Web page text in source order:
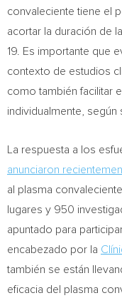
convaleciente tiene el
acortar la duración de
19. Es importante que
contexto de estudios
como también facilitar
individualmente, según
La respuesta a los
anunciaron
al plasma
lugares y 950
apuntado para
encabezado por la
también se están
eficacia del plasma